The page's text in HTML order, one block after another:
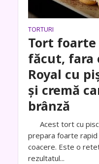
TORTURI
Tort foarte
făcut, fara
Royal cu
și cremă
brânză
Acest tort cu
prepara foarte rapid
coacere. Este o
rezultatul...